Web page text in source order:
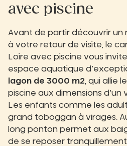
avec piscine
Avant de partir découvrir un
à votre retour de visite, le
Loire avec piscine vous
espace aquatique
lagon de 3000 m2 , qui allie
piscine aux dimensions d’un
Les enfants comme les
grand toboggan à virages.
long ponton permet aux
de se reposer tranquillement